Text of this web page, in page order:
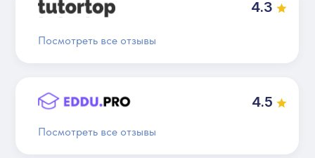
Посмотреть все отзывы
4.5
Посмотреть все отзывы
4.3